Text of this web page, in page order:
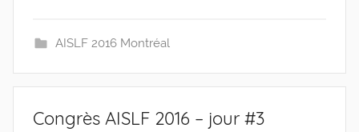
AISLF 2016 Montréal
Congrès AISLF 2016 – jour #3